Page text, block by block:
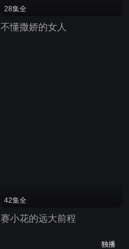
28集全
不懂撒娇的女人
42集全
赛小花的远大前程
独播